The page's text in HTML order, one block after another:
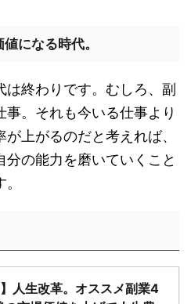
になる時代。
終わりです。むしろ、副
。それも今いる仕事より
上がるのだと考えれば、
分の能力を磨いていくこと
人生改革。オススメ副業4